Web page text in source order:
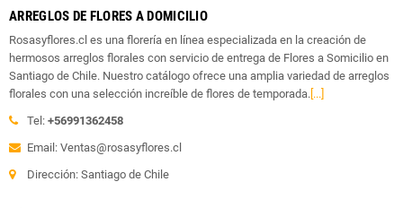
ARREGLOS DE FLORES A DOMICILIO
Rosasyflores.cl es una florería en línea especializada en la creación de
hermosos arreglos florales con servicio de entrega de Flores a Somicilio en
Santiago de Chile. Nuestro catálogo ofrece una amplia variedad de arreglos
florales con una selección increíble de flores de temporada. [...]
Tel: +56991362458
Email: Ventas@rosasyflores.cl
Dirección: Santiago de Chile